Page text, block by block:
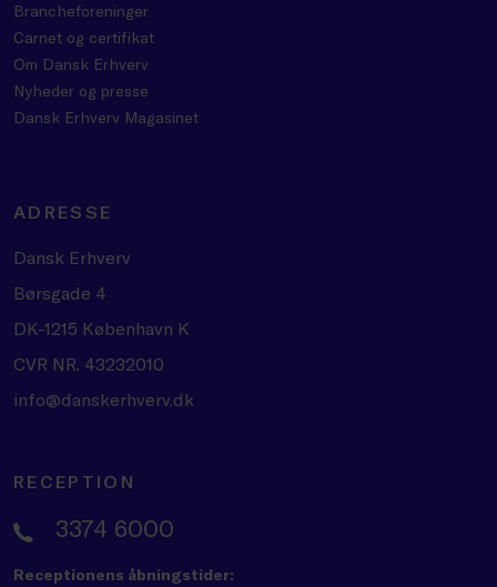
Brancheforeninger
Carnet og certifikat
Om Dansk Erhverv
Nyheder og presse
Dansk Erhverv Magasinet
ADRESSE
Dansk Erhverv
Børsgade 4
DK-1215 København K
CVR NR. 43232010
info@danskerhverv.dk
RECEPTION
3374 6000
Receptionens åbningstider: